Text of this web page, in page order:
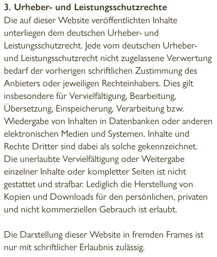
3. Urheber- und Leistungsschutzrechte
Die auf dieser Website veröffentlichten Inhalte
unterliegen dem deutschen Urheber- und
Leistungsschutzrecht. Jede vom deutschen Urheber-
und Leistungsschutzrecht nicht zugelassene Verwertung
bedarf der vorherigen schriftlichen Zustimmung des
Anbieters oder jeweiligen Rechteinhabers. Dies gilt
insbesondere für Vervielfältigung, Bearbeitung,
Übersetzung, Einspeicherung, Verarbeitung bzw.
Wiedergabe von Inhalten in Datenbanken oder anderen
elektronischen Medien und Systemen. Inhalte und
Rechte Dritter sind dabei als solche gekennzeichnet.
Die unerlaubte Vervielfältigung oder Weitergabe
einzelner Inhalte oder kompletter Seiten ist nicht
gestattet und strafbar. Lediglich die Herstellung von
Kopien und Downloads für den persönlichen, privaten
und nicht kommerziellen Gebrauch ist erlaubt.
Die Darstellung dieser Website in fremden Frames ist
nur mit schriftlicher Erlaubnis zulässig.